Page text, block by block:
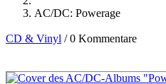
AC/DC: Powerage
CD & Vinyl /0 Kommentare